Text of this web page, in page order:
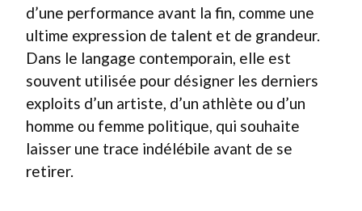
d’une performance avant la fin, comme une
ultime expression de talent et de grandeur.
Dans le langage contemporain, elle est
souvent utilisée pour désigner les derniers
exploits d’un artiste, d’un athlète ou d’un
homme ou femme politique, qui souhaite
laisser une trace indélébile avant de se
retirer.